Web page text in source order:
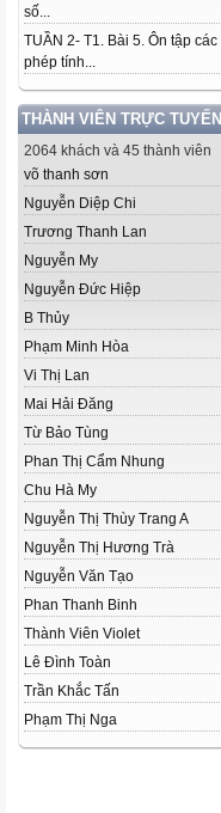
số...
TUẦN 2- T1. Bài 5. Ôn tập các
phép tính...
THÀNH VIÊN TRỰC TUYẾN
2064 khách và 45 thành viên
võ thanh sơn
Nguyễn Diệp Chi
Trương Thanh Lan
Nguyễn My
Nguyễn Đức Hiệp
B Thủy
Phạm Minh Hòa
Vi Thị Lan
Mai Hải Đăng
Từ Bảo Tùng
Phan Thị Cẩm Nhung
Chu Hà My
Nguyễn Thị Thùy Trang A
Nguyễn Thị Hương Trà
Nguyễn Văn Tạo
Phan Thanh Binh
Thành Viên Violet
Lê Đình Toàn
Trần Khắc Tấn
Phạm Thị Nga